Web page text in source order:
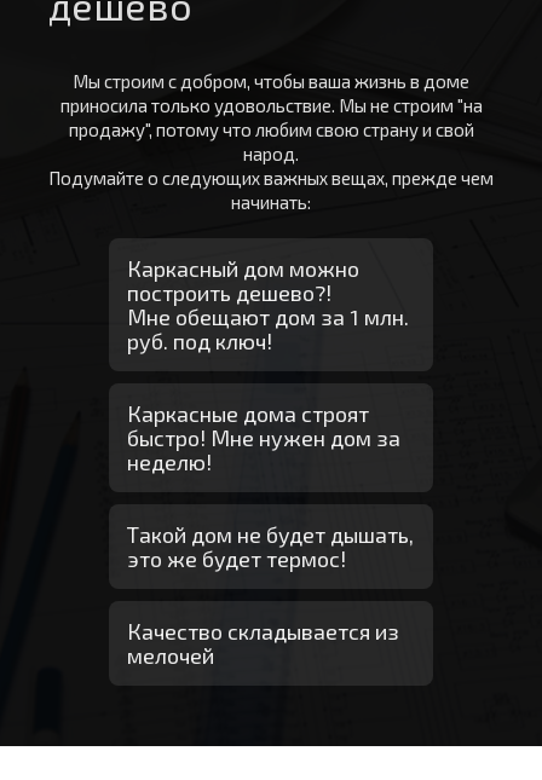
Мы строим с добром, чтобы ваша жизнь в доме
приносила только удовольствие. Мы не строим "на
продажу", потому что любим свою страну и свой
народ.
Подумайте о следующих важных вещах, прежде чем
начинать:
Каркасный дом можно
построить дешево?!
Мне обещают дом за 1 млн.
руб. под ключ!
Каркасные дома строят
быстро! Мне нужен дом за
неделю!
Такой дом не будет дышать,
это же будет термос!
Качество складывается из
мелочей